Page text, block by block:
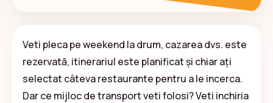
Veti pleca pe weekend la drum, cazarea dvs. este
rezervată, itinerariul este planificat și chiar ați
selectat câteva restaurante pentru a le incerca.
Dar ce mijloc de transport veti folosi? Veti inchiria